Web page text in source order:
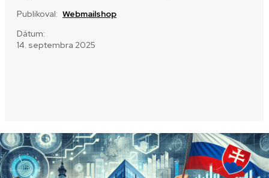
Publikoval: Webmailshop
Dátum:
14. septembra 2025